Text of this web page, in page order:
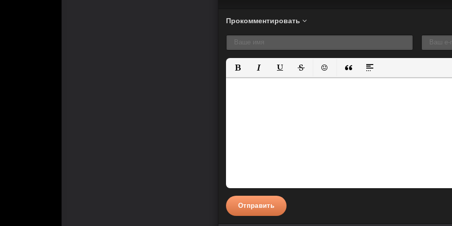
Прокомментировать
Полужирный
КурсивПодчеркнутый
ЗачеркнутыйВставить смайлик
Вставка цитаты
Вставка спойлера
Отправить